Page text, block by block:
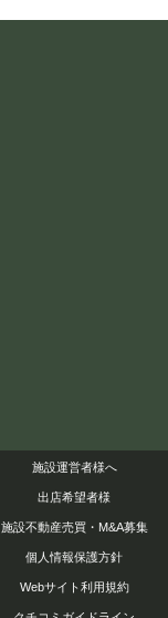
施設運営者様へ
出店希望者様
施設不動産売買・M&A募集
個人情報保護方針
Webサイト利用規約